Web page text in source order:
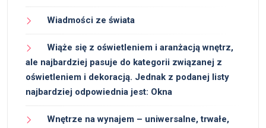
Wiadmości ze świata
Wiąże się z oświetleniem i aranżacją wnętrz,
ale najbardziej pasuje do kategorii związanej z
oświetleniem i dekoracją. Jednak z podanej listy
najbardziej odpowiednia jest: Okna
Wnętrze na wynajem – uniwersalne, trwałe,